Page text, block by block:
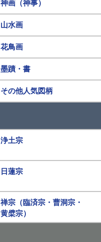
神画（神事）
山水画
花鳥画
墨蹟・書
その他人気図柄
浄土宗
日蓮宗
禅宗（臨済宗・曹洞宗・
黄檗宗）